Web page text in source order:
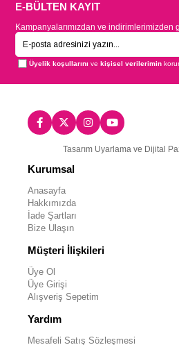
E-BÜLTEN KAYIT
Kampanyalarımızdan ve
Üyelik koşullarını vekişisel verilerimin
Tasarım Uyarlama ve Dijital
Kurumsal
Anasayfa
Hakkımızda
İade Şartları
Bize Ulaşın
Müşteri İlişkileri
Üye Ol
Üye Girişi
Alışveriş Sepetim
Yardım
Mesafeli Satış Sözleşmesi